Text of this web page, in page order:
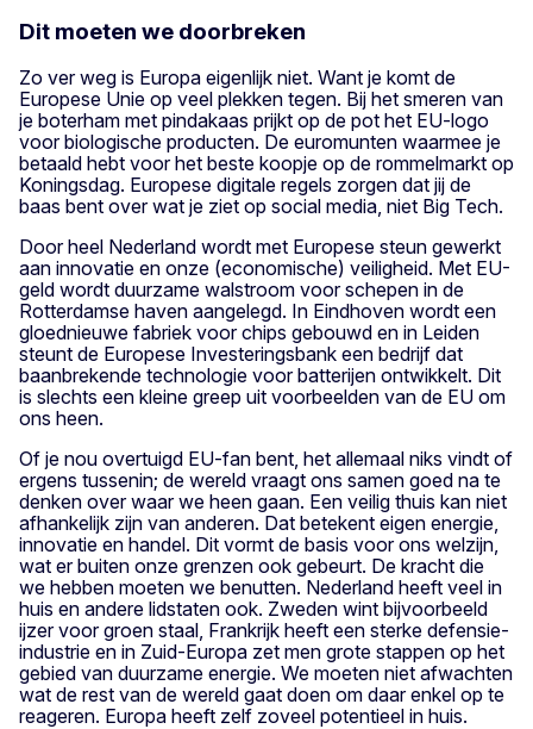
Dit moeten we doorbreken
Zo ver weg is Europa eigenlijk niet. Want je komt de
Europese Unie op veel plekken tegen. Bij het smeren van
je boterham met pindakaas prijkt op de pot het EU-logo
voor biologische producten. De euromunten waarmee je
betaald hebt voor het beste koopje op de rommelmarkt op
Koningsdag. Europese digitale regels zorgen dat jij de
baas bent over wat je ziet op social media, niet Big Tech.
Door heel Nederland wordt met Europese steun gewerkt
aan innovatie en onze (economische) veiligheid. Met EU-
geld wordt duurzame walstroom voor schepen in de
Rotterdamse haven aangelegd. In Eindhoven wordt een
gloednieuwe fabriek voor chips gebouwd en in Leiden
steunt de Europese Investeringsbank een bedrijf dat
baanbrekende technologie voor batterijen ontwikkelt. Dit
is slechts een kleine greep uit voorbeelden van de EU om
ons heen.
Of je nou overtuigd EU-fan bent, het allemaal niks vindt of
ergens tussenin; de wereld vraagt ons samen goed na te
denken over waar we heen gaan. Een veilig thuis kan niet
afhankelijk zijn van anderen. Dat betekent eigen energie,
innovatie en handel. Dit vormt de basis voor ons welzijn,
wat er buiten onze grenzen ook gebeurt. De kracht die
we hebben moeten we benutten. Nederland heeft veel in
huis en andere lidstaten ook. Zweden wint bijvoorbeeld
ijzer voor groen staal, Frankrijk heeft een sterke defensie-
industrie en in Zuid-Europa zet men grote stappen op het
gebied van duurzame energie. We moeten niet afwachten
wat de rest van de wereld gaat doen om daar enkel op te
reageren. Europa heeft zelf zoveel potentieel in huis.